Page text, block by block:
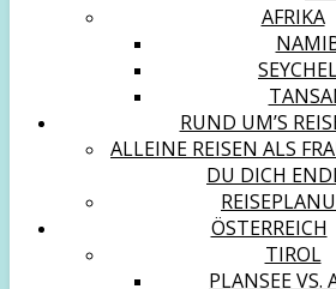
AFRIKA
RUND UM’S
ALLEINE REISEN ALS
DU DICH
ÖSTERREICH
TIROL
PLANSEE VS.